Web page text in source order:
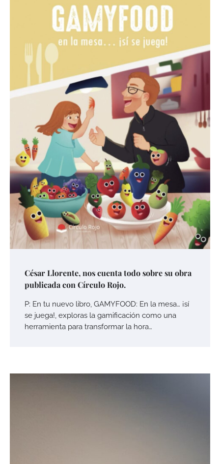
César Llorente, nos cuenta todo sobre su obra
publicada con Círculo Rojo.
P: En tu nuevo libro, GAMYFOOD: En la mesa… ¡sí
se juega!, exploras la gamificación como una
herramienta para transformar la hora…